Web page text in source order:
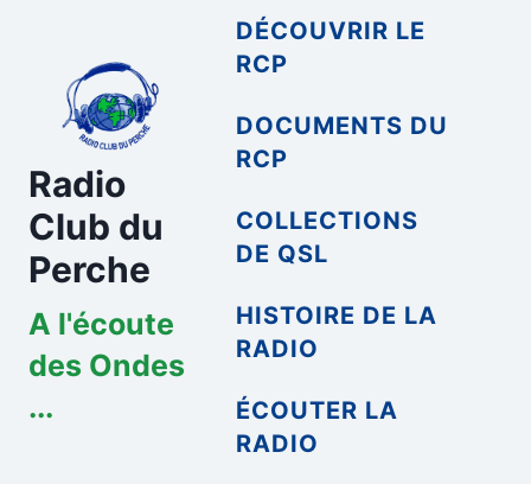
contenu
Radio
Club du
Perche
A l'écoute
des Ondes
...
DÉCOUVRIR LE
RCP
DOCUMENTS DU
RCP
COLLECTIONS
DE QSL
HISTOIRE DE LA
RADIO
ÉCOUTER LA
RADIO